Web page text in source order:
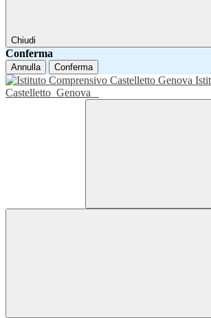
Chiudi
Conferma
Annulla Conferma
Castelletto Genova